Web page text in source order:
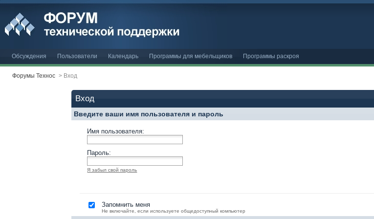
Обсуждения Пользователи Календарь Программы для мебельщиков Программы раскроя
Форумы Технос > Вход
Вход
Введите ваши имя пользователя и пароль
Имя пользователя:
Пароль:
Я забыл свой пароль
Запомнить меня
Не включайте, если используете общедоступный компьютер